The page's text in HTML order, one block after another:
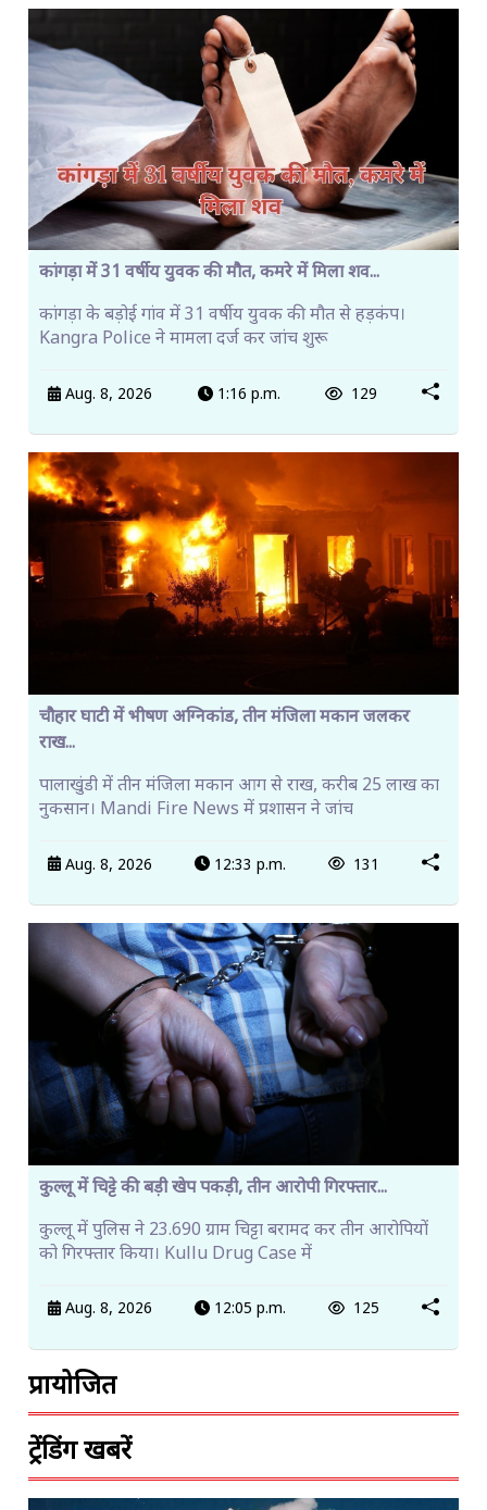
कांगड़ा में 31 वर्षीय युवक की मौत, कमरे में मिला शव...
कांगड़ा के बड़ोई गांव में 31 वर्षीय युवक की मौत से हड़कंप।
Kangra Police ने मामला दर्ज कर जांच शुरू
Aug. 8, 2026 1:16 p.m. 129
चौहार घाटी में भीषण अग्निकांड, तीन मंजिला मकान जलकर
राख...
पालाखुंडी में तीन मंजिला मकान आग से राख, करीब 25 लाख का
नुकसान। Mandi Fire News में प्रशासन ने जांच
Aug. 8, 2026 12:33 p.m. 131
कुल्लू में चिट्टे की बड़ी खेप पकड़ी, तीन आरोपी गिरफ्तार...
कुल्लू में पुलिस ने 23.690 ग्राम चिट्टा बरामद कर तीन आरोपियों
को गिरफ्तार किया। Kullu Drug Case में
Aug. 8, 2026 12:05 p.m. 125
प्रायोजित
ट्रेंडिंग खबरें